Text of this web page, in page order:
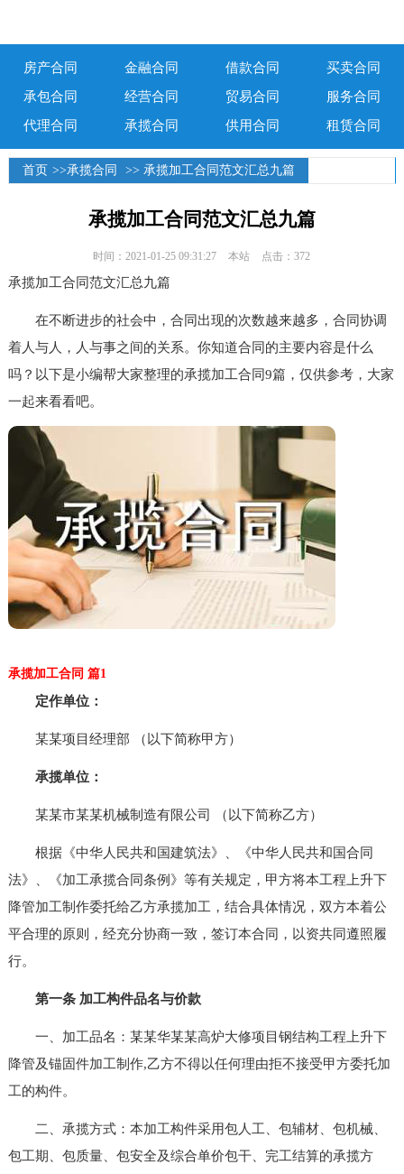
房产合同 金融合同 借款合同
买卖合同
承包合同
经营合同 贸易合同
服务合同
代理合同
承揽合同 供用合同 租赁合同
首页 >>承揽合同 >> 承揽加工合同范文汇总九篇
承揽加工合同范文汇总九篇
时间：2021-01-25 09:31:27 本站 点击：372
承揽加工合同范文汇总九篇
在不断进步的社会中，合同出现的次数越来越多，合同协调
着人与人，人与事之间的关系。你知道合同的主要内容是什么
吗？以下是小编帮大家整理的承揽加工合同9篇，仅供参考，大家
一起来看看吧。
承揽加工合同 篇1
定作单位：
某某项目经理部 （以下简称甲方）
承揽单位：
某某市某某机械制造有限公司 （以下简称乙方）
根据《中华人民共和国建筑法》、《中华人民共和国合同
法》、《加工承揽合同条例》等有关规定，甲方将本工程上升下
降管加工制作委托给乙方承揽加工，结合具体情况，双方本着公
平合理的原则，经充分协商一致，签订本合同，以资共同遵照履
行。
第一条 加工构件品名与价款
一、加工品名：某某华某某高炉大修项目钢结构工程上升下
降管及锚固件加工制作,乙方不得以任何理由拒不接受甲方委托加
工的构件。
二、承揽方式：本加工构件采用包人工、包辅材、包机械、
包工期、包质量、包安全及综合单价包干、完工结算的承揽方